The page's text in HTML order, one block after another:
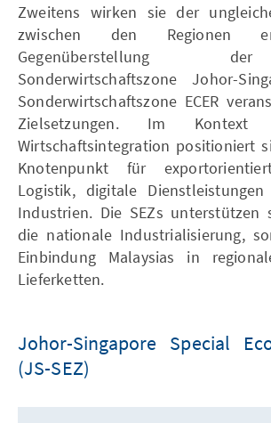
Zweitens wirken sie der
zwischen den Regionen
Gegenüberstellung
Sonderwirtschaftszone Johor-
Sonderwirtschaftszone ECER
Zielsetzungen. Im Kontext
Wirtschaftsintegration positioniert
Knotenpunkt für
Logistik, digitale
Industrien. Die SEZs
die nationale Industrialisierung,
Einbindung Malaysias in
Lieferketten.
Johor-Singapore Special
(JS-SEZ)